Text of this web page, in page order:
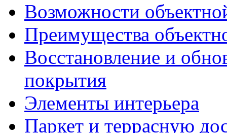
Возможности
Преимущества
Восстановление и
покрытия
Элементы интерьера
Паркет и террасную